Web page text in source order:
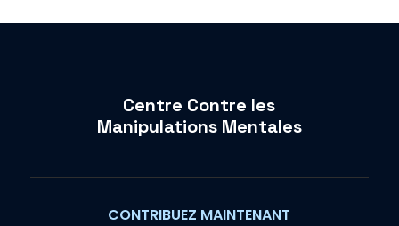
Centre Contre les
Manipulations Mentales
CONTRIBUEZ MAINTENANT